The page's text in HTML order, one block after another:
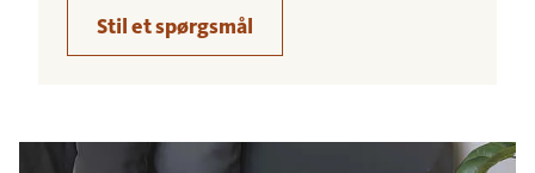
Stil et spørgsmål